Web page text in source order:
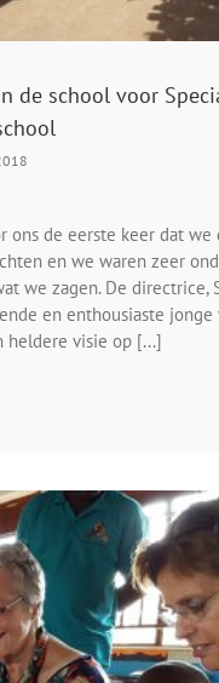
de school voor
ons de eerste keer dat we
en we waren zeer
we zagen. De directrice,
en enthousiaste jonge
heldere visie op [...]